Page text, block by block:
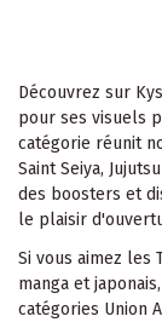
Découvrez sur
pour ses visuels
catégorie réunit
Saint Seiya,
des boosters et
le plaisir
Si vous aimez les
manga et
catégories Union